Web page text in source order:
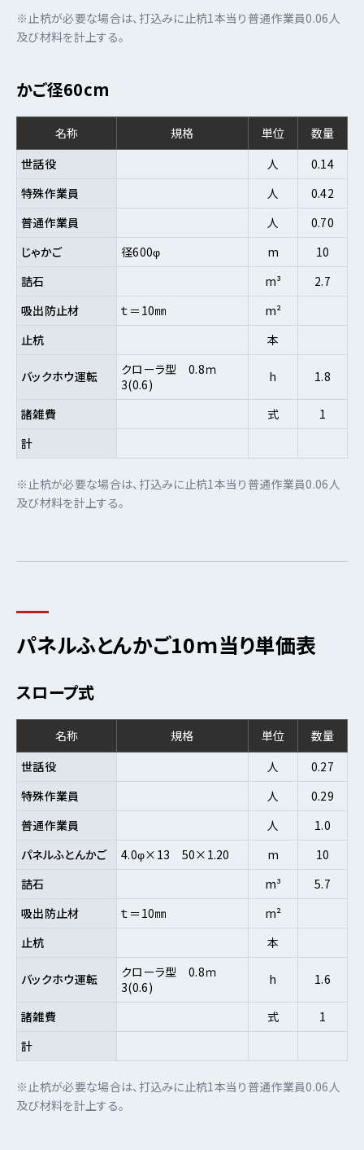
※止杭が必要な場合は、打込みに止杭1本当り普通作業員0.06人
及び材料を計上する。
かご径60cm
名称 規格 単位
数量
世話役
人
0.14
特殊作業員
人
0.42
普通作業員
人
0.70
じゃかご
径600φ m
10
詰石
m³
2.7
吸出防止材
ｔ＝10㎜
m²
止杭
本
バックホウ運転
クローラ型 0.8ｍ
3(0.6)
h 1.8
諸雑費 式
1
計
※止杭が必要な場合は、打込みに止杭1本当り普通作業員0.06人
及び材料を計上する。
パネルふとんかご10ｍ当り単価表
スロープ式
名称 規格 単位
数量
世話役
人
0.27
特殊作業員
人
0.29
普通作業員
人
1.0
パネルふとんかご
4.0φ×13 50×1.20 m
10
詰石
m³
5.7
吸出防止材
ｔ＝10㎜
m²
止杭
本
バックホウ運転
クローラ型 0.8ｍ
3(0.6)
h 1.6
諸雑費 式
1
計
※止杭が必要な場合は、打込みに止杭1本当り普通作業員0.06人
及び材料を計上する。